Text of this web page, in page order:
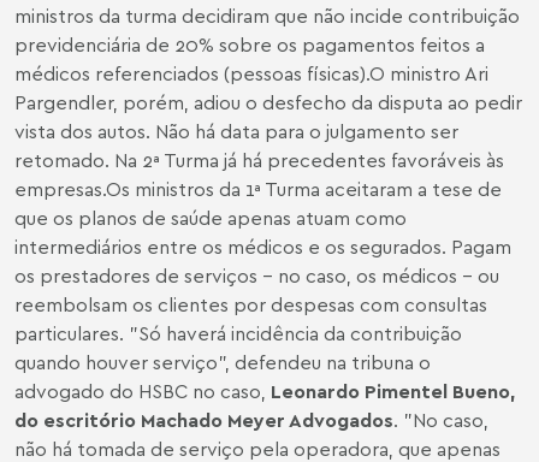
ministros da turma decidiram que não incide contribuição
previdenciária de 20% sobre os pagamentos feitos a
médicos referenciados (pessoas físicas).O ministro Ari
Pargendler, porém, adiou o desfecho da disputa ao pedir
vista dos autos. Não há data para o julgamento ser
retomado. Na 2ª Turma já há precedentes favoráveis às
empresas.Os ministros da 1ª Turma aceitaram a tese de
que os planos de saúde apenas atuam como
intermediários entre os médicos e os segurados. Pagam
os prestadores de serviços - no caso, os médicos - ou
reembolsam os clientes por despesas com consultas
particulares. "Só haverá incidência da contribuição
quando houver serviço", defendeu na tribuna o
advogado do HSBC no caso, Leonardo Pimentel Bueno,
do escritório Machado Meyer Advogados. "No caso,
não há tomada de serviço pela operadora, que apenas